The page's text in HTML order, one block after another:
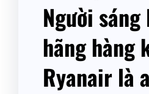
Người
hãng hàng
Ryanair là